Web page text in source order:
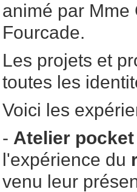
animé par Mme
Fourcade.
Les projets et
toutes les
Voici les
- Atelier
l'expérience du
venu leur